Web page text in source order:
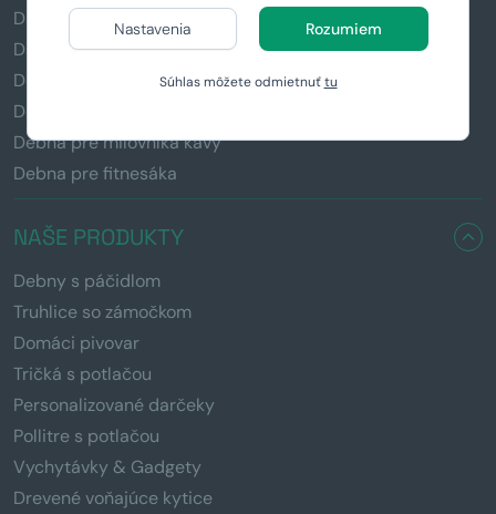
Nastavenia Rozumiem
Súhlas môžete odmietnuťtu
Darčeky pre otecka
Darčeky pre mamičku
Debna pre pivára
Debna pre rybára
Debna pre milovníka kávy
Debna pre fitnesáka
NAŠE PRODUKTY
Debny s páčidlom
Truhlice so zámočkom
Domáci pivovar
Tričká s potlačou
Personalizované darčeky
Pollitre s potlačou
Vychytávky & Gadgety
Drevené voňajúce kytice